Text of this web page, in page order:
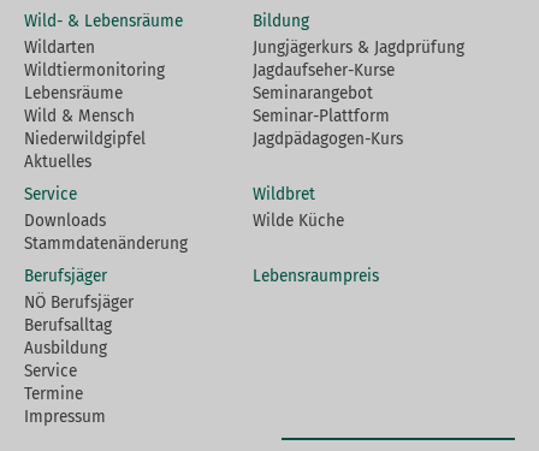
Wild- & Lebensräume
Wildarten
Wildtiermonitoring
Lebensräume
Wild & Mensch
Niederwildgipfel
Aktuelles
Bildung
Jungjägerkurs & Jagdprüfung
Jagdaufseher-Kurse
Seminarangebot
Seminar-Plattform
Jagdpädagogen-Kurs
Service
Downloads
Stammdatenänderung
Wildbret
Wilde Küche
Berufsjäger
NÖ Berufsjäger
Berufsalltag
Ausbildung
Service
Termine
Impressum
Lebensraumpreis